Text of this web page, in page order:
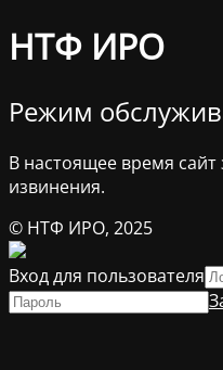
НТФ ИРО
Режим
В настоящее время
извинения.
© НТФ ИРО, 2025
Вход для пользователя